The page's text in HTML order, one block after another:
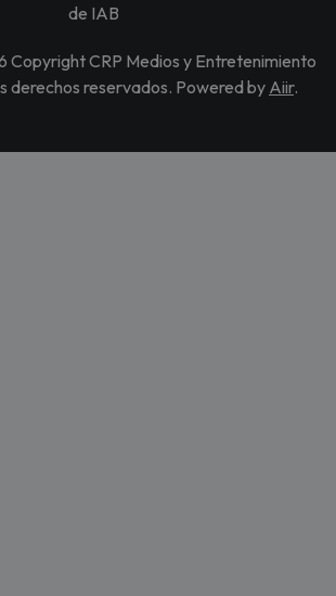
de IAB
CRP Medios y Entretenimiento
derechos reservados. Powered by Aiir.